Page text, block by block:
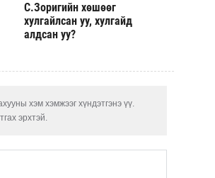
С.Зоригийн хөшөөг
хулгайлсан уу, хулгайд
алдсан уу?
хэм хэмжээг хүндэтгэнэ үү.
эрхтэй.